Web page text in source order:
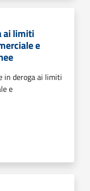
ai limiti
e
in deroga ai limiti
e